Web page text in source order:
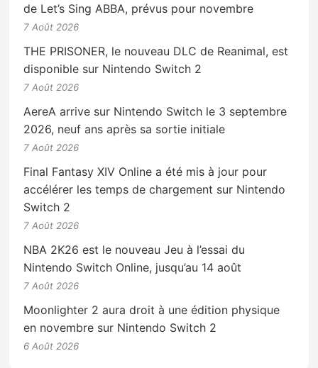
de Let’s Sing ABBA, prévus pour novembre
7 Août 2026
THE PRISONER, le nouveau DLC de Reanimal, est
disponible sur Nintendo Switch 2
7 Août 2026
AereA arrive sur Nintendo Switch le 3 septembre
2026, neuf ans après sa sortie initiale
7 Août 2026
Final Fantasy XIV Online a été mis à jour pour
accélérer les temps de chargement sur Nintendo
Switch 2
7 Août 2026
NBA 2K26 est le nouveau Jeu à l’essai du
Nintendo Switch Online, jusqu’au 14 août
7 Août 2026
Moonlighter 2 aura droit à une édition physique
en novembre sur Nintendo Switch 2
6 Août 2026